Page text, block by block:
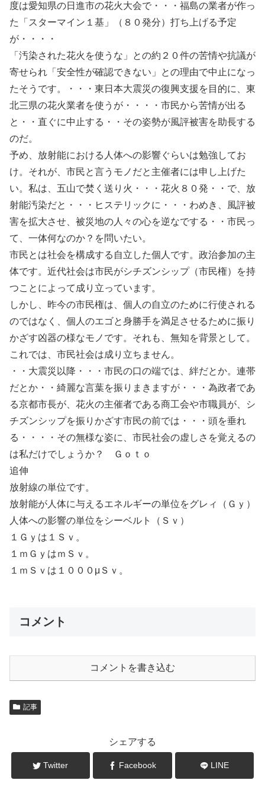
度は愛知県の日進市の花火大会で・・・福島の業者が作っ
た「スターマイン１基」（８０発分）打ち上げる予定
が・・・・
「汚染された花火を使うな」との約２０件の苦情や抗議が
寄せられ「安全性が確認できない」との理由で中止になっ
たそうです。・・・東日本大震災の復興支援を目的に、東
北三県の花火業者を使うが・・・・市民から苦情が出る
と・・直ぐに中止する・・その姿勢が風評被害を助長する
のだ。
予め、放射能における人体への影響ぐらいは勉強してお
け。それが、市民と言うモノだと主催者には申し上げた
い。私は、五山で焚く送り火・・・花火８０発・・で、放
射能汚染だと・・・ヒステリックに・・・わめき、風評被
害を拡大させ、被災地の人々の心を逆なでする・・市民っ
て、一体何なのか？を問いたい。
市民とは社会を構成する自立した個人です。政治参加の主
体です。近代社会は市民がシチズンシップ（市民権）を持
つことによって成り立っています。
しかし、昨今の市民権は、個人の自立のために行使される
のではなく、個人のエゴと身勝手を満足させるために振り
かざす凶器の様なモノです。それも、無知を背景として。
これでは、市民社会は成り立ちません。
・・大震災以降・・・市民の口の端では、絆だとか。連帯
だとか・・綺麗な言葉を振りまきますが・・・為政者であ
る京都市長が、花火の主催者である商工会や市職員が、シ
チズンシップを振りかざす市民の前では・・・頭を垂れ
る・・・・その無様な姿に、市民社会の虚しさを覚えるの
は私だけでしょうか？ Ｇｏｔｏ
追伸
放射線の単位です。
放射能が人体に与えるエネルギーの単位をグレィ（Ｇｙ）
人体への影響の単位をシーベルト（Ｓｖ）
１Ｇｙは１Ｓｖ。
１ｍＧｙはｍＳｖ。
１ｍＳｖは１０００μＳｖ。
コメント
コメントを書き込む
記事
シェアする
Twitter Facebook LINE